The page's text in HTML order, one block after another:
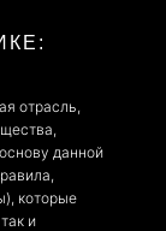
отрасль,
данной
которые
и